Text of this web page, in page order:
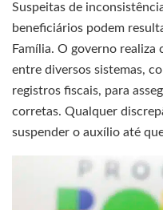
Suspeitas de
beneficiários podem
Família. O governo
entre diversos sistemas,
registros fiscais, para
corretas. Qualquer
suspender o auxílio até